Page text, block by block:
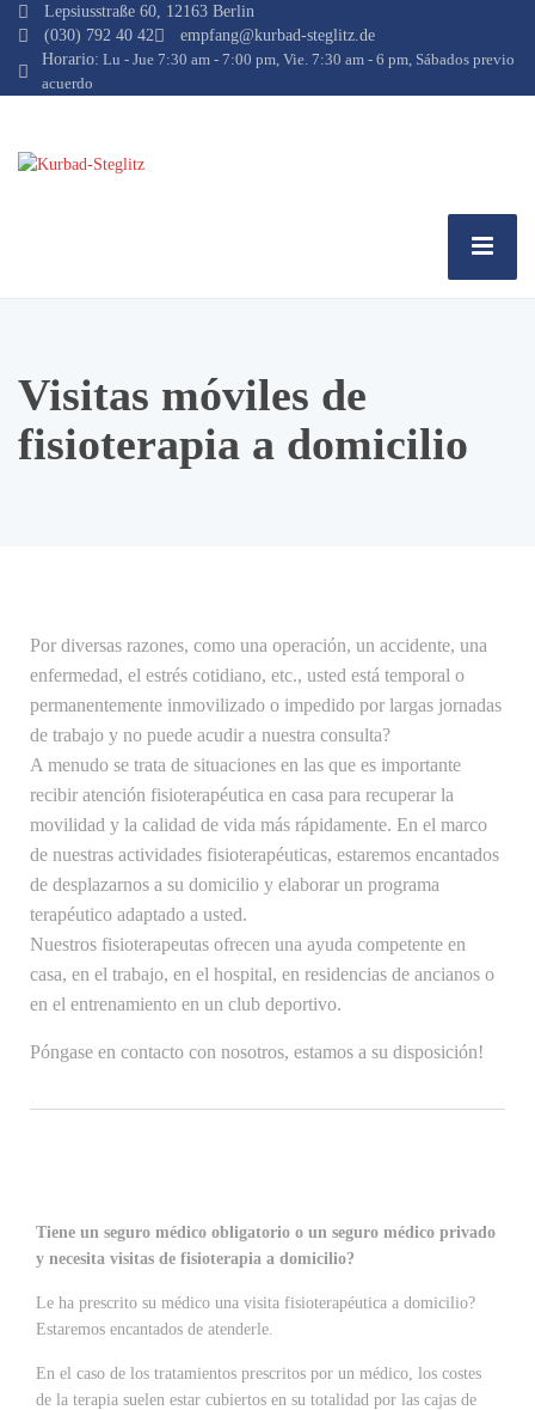
Lepsiusstraße 60, 12163 Berlin
(030) 792 40 42
empfang@kurbad-steglitz.de
Horario: Lu - Jue 7:30 am - 7:00 pm, Vie. 7:30 am - 6 pm, Sábados previo
acuerdo
Visitas móviles de
fisioterapia a domicilio
Por diversas razones, como una operación, un accidente, una
enfermedad, el estrés cotidiano, etc., usted está temporal o
permanentemente inmovilizado o impedido por largas jornadas
de trabajo y no puede acudir a nuestra consulta?
A menudo se trata de situaciones en las que es importante
recibir atención fisioterapéutica en casa para recuperar la
movilidad y la calidad de vida más rápidamente. En el marco
de nuestras actividades fisioterapéuticas, estaremos encantados
de desplazarnos a su domicilio y elaborar un programa
terapéutico adaptado a usted.
Nuestros fisioterapeutas ofrecen una ayuda competente en
casa, en el trabajo, en el hospital, en residencias de ancianos o
en el entrenamiento en un club deportivo.
Póngase en contacto con nosotros, estamos a su disposición!
Tiene un seguro médico obligatorio o un seguro médico privado
y necesita visitas de fisioterapia a domicilio?
Le ha prescrito su médico una visita fisioterapéutica a domicilio?
Estaremos encantados de atenderle.
En el caso de los tratamientos prescritos por un médico, los costes
de la terapia suelen estar cubiertos en su totalidad por las cajas de